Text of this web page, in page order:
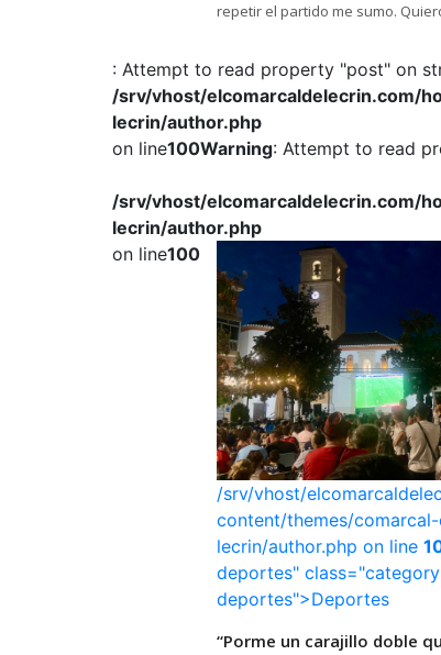
repetir el partido me sumo.
pues entonces en Dúrcal, aquí,
: Attempt to read property "post" on
/srv/vhost/elcomarcaldelecrin.com/
lecrin/author.php
on line100Warning: Attempt to read
/srv/vhost/elcomarcaldelecrin.com/
lecrin/author.php
on line100
/srv/vhost/
content/themes/
lecrin/author.php on line
deportes"
deportes">Deportes
“Porme un carajillo doble